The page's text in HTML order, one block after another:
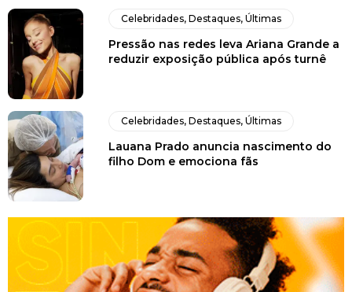
Celebridades,Destaques,Últimas
Pressão nas redes leva Ariana Grande a
reduzir exposição pública após turnê
Celebridades,Destaques,Últimas
Lauana Prado anuncia nascimento do
filho Dom e emociona fãs